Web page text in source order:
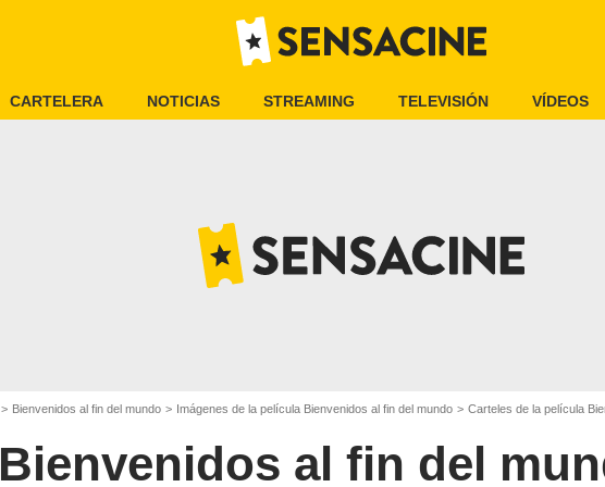
CARTELERA NOTICIAS STREAMING TELEVISIÓN VÍDEOS
Bienvenidos al fin del mundo Imágenes de la película Bienvenidos al fin del mundo Carteles de la película
Bienvenidos al fin del